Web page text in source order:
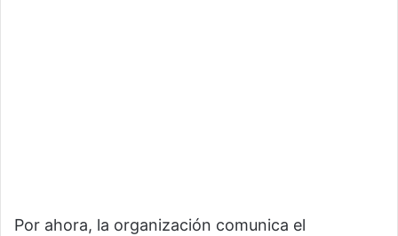
Por ahora, la organización comunica el